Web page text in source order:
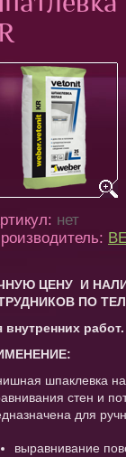
нет
ЦЕНУ И
ПО
внутренних работ.
шпаклевка
стен и
для
выравнивание